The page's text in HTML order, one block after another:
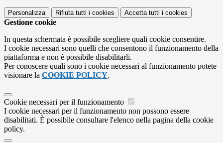
Personalizza Rifiuta tutti i cookies Accetta tutti i cookies
Gestione cookie
In questa schermata è possibile scegliere quali cookie consentire.
I cookie necessari sono quelli che consentono il funzionamento della
piattaforma e non è possibile disabilitarli.
Per conoscere quali sono i cookie necessari al funzionamento potete
visionare la COOKIE POLICY.
Cookie necessari per il funzionamento
I cookie necessari per il funzionamento non possono essere
disabilitati. È possibile consultare l'elenco nella pagina della cookie
policy.